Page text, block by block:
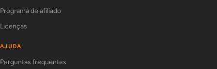
Programa de afiliado
Licenças
AJUDA
Perguntas frequentes